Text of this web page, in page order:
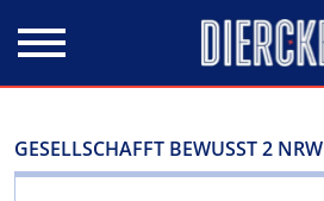
GESELLSCHAFFT BEWUSST 2 NRW